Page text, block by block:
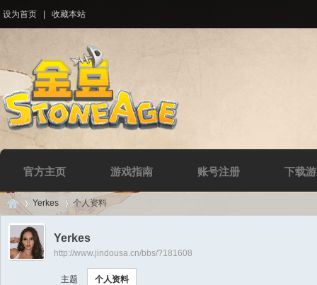
设为首页 收藏本站
官方主页 游戏指南 账号注册 下载
Di ›
Yerkes 个人资料
Yerkes
http://www.jindousa.cn/bbs/?181608
主题 个人资料